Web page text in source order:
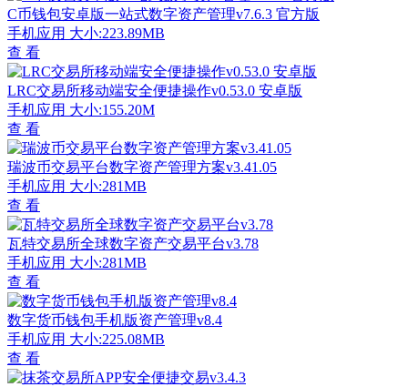
C币钱包安卓版一站式数字资产管理v7.6.3 官方版
手机应用 大小:223.89MB
查 看
LRC交易所移动端安全便捷操作v0.53.0 安卓版
手机应用 大小:155.20M
查 看
瑞波币交易平台数字资产管理方案v3.41.05
手机应用 大小:281MB
查 看
瓦特交易所全球数字资产交易平台v3.78
手机应用 大小:281MB
查 看
数字货币钱包手机版资产管理v8.4
手机应用 大小:225.08MB
查 看